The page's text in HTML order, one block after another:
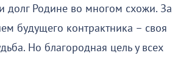
долг Родине во многом схожи. За
будущего контрактника – своя
Но благородная цель у всех